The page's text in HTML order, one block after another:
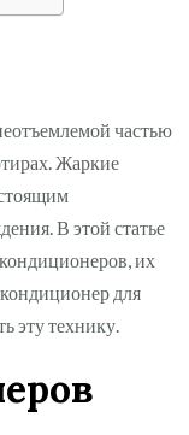
частью
Жаркие
В этой статье
их
для
эту технику.